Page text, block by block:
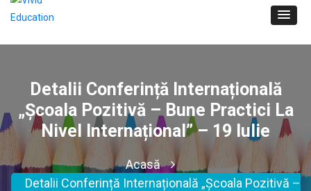
Detalii Conferință Internațională
„Școala Pozitivă – Bune Practici La
Nivel Internațional” – 19 Iulie
Acasă
Detalii Conferință Internațională „Școala Pozitivă –